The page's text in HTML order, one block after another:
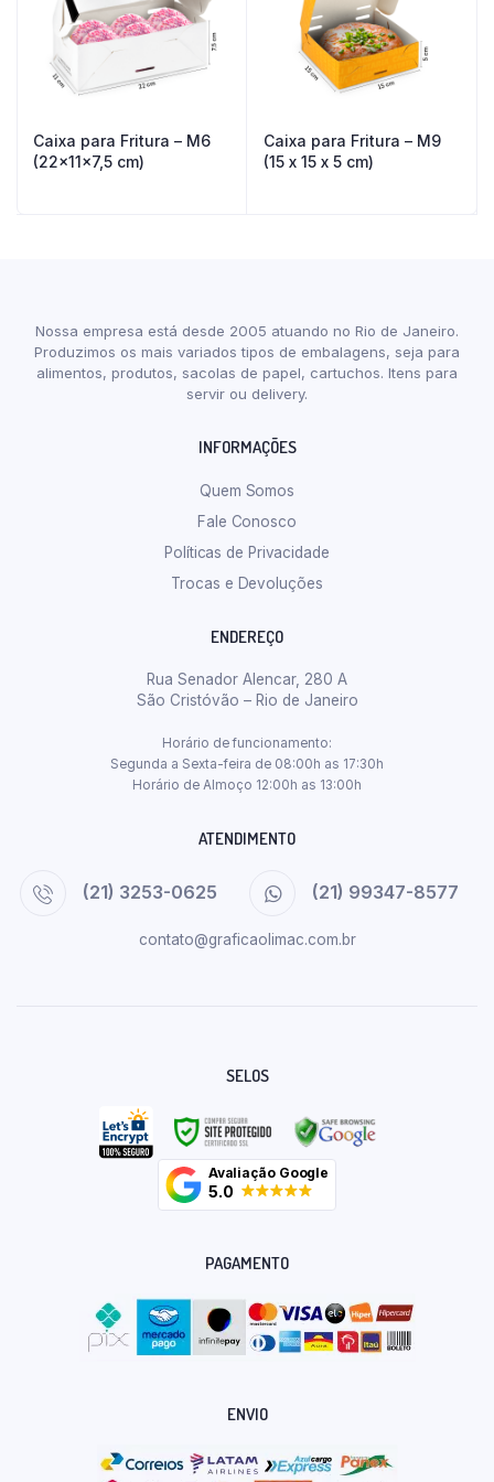
Caixa para Fritura – M6
(22x11x7,5 cm)
Caixa para Fritura – M9
(15 x 15 x 5 cm)
Nossa empresa está desde 2005 atuando no Rio de Janeiro.
Produzimos os mais variados tipos de embalagens, seja para
alimentos, produtos, sacolas de papel, cartuchos. Itens para
servir ou delivery.
INFORMAÇÕES
Quem Somos
Fale Conosco
Políticas de Privacidade
Trocas e Devoluções
ENDEREÇO
Rua Senador Alencar, 280 A
São Cristóvão – Rio de Janeiro
Horário de funcionamento:
Segunda a Sexta-feira de 08:00h as 17:30h
Horário de Almoço 12:00h as 13:00h
ATENDIMENTO
(21) 3253-0625 (21) 99347-8577
contato@graficaolimac.com.br
SELOS
Avaliação Google
5.0
PAGAMENTO
ENVIO